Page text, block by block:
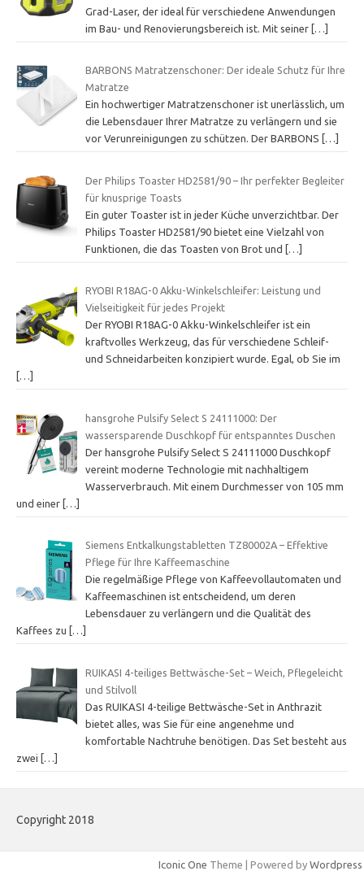
Grad-Laser, der ideal für verschiedene Anwendungen
im Bau- und Renovierungsbereich ist. Mit seiner […]
BARBONS Matratzenschoner: Der ideale Schutz für Ihre
Matratze
Ein hochwertiger Matratzenschoner ist unerlässlich, um
die Lebensdauer Ihrer Matratze zu verlängern und sie
vor Verunreinigungen zu schützen. Der BARBONS
[…]
Der Philips Toaster HD2581/90 – Ihr perfekter Begleiter
für knusprige Toasts
Ein guter Toaster ist in jeder Küche unverzichtbar. Der
Philips Toaster HD2581/90 bietet eine Vielzahl von
Funktionen, die das Toasten von Brot und
[…]
RYOBI R18AG-0 Akku-Winkelschleifer: Leistung und
Vielseitigkeit für jedes Projekt
Der RYOBI R18AG-0 Akku-Winkelschleifer ist ein
kraftvolles Werkzeug, das für verschiedene Schleif-
und Schneidarbeiten konzipiert wurde. Egal, ob Sie im
[…]
hansgrohe Pulsify Select S 24111000: Der
wassersparende Duschkopf für entspanntes Duschen
Der hansgrohe Pulsify Select S 24111000 Duschkopf
vereint moderne Technologie mit nachhaltigem
Wasserverbrauch. Mit einem Durchmesser von 105 mm
und einer […]
Siemens Entkalkungstabletten TZ80002A – Effektive
Pflege für Ihre Kaffeemaschine
Die regelmäßige Pflege von Kaffeevollautomaten und
Kaffeemaschinen ist entscheidend, um deren
Lebensdauer zu verlängern und die Qualität des
Kaffees zu
[…]
RUIKASI 4-teiliges Bettwäsche-Set – Weich, Pflegeleicht
und Stilvoll
Das RUIKASI 4-teilige Bettwäsche-Set in Anthrazit
bietet alles, was Sie für eine angenehme und
komfortable Nachtruhe benötigen. Das Set besteht aus
zwei
[…]
Copyright 2018
Iconic One Theme | Powered by Wordpress